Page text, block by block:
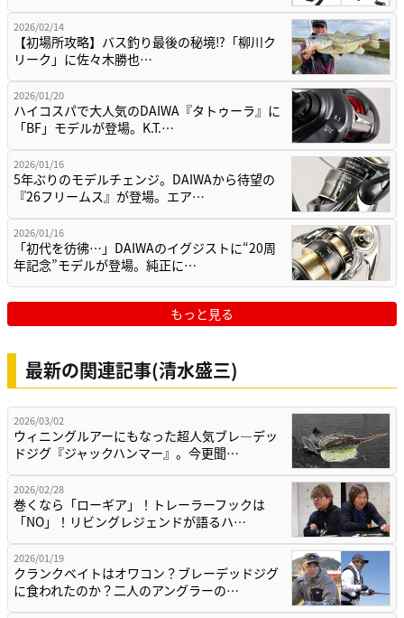
2026/02/14
【初場所攻略】バス釣り最後の秘境⁉「柳川ク
リーク」に佐々木勝也…
2026/01/20
ハイコスパで大人気のDAIWA『タトゥーラ』に
「BF」モデルが登場。K.T.…
2026/01/16
5年ぶりのモデルチェンジ。DAIWAから待望の
『26フリームス』が登場。エア…
2026/01/16
「初代を彷彿…」DAIWAのイグジストに“20周
年記念”モデルが登場。純正に…
もっと見る
最新の関連記事(清水盛三)
2026/03/02
ウィニングルアーにもなった超人気ブレ―デッ
ドジグ『ジャックハンマー』。今更聞…
2026/02/28
巻くなら「ローギア」！トレーラーフックは
「NO」！リビングレジェンドが語るハ…
2026/01/19
クランクベイトはオワコン？ブレーデッドジグ
に食われたのか？二人のアングラーの…